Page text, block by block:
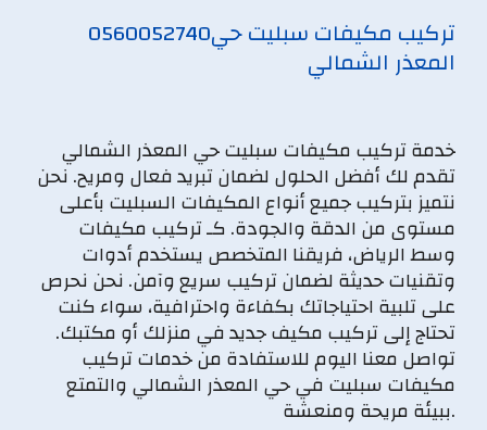
0560052740تركيب مكيفات سبليت حي
المعذر الشمالي
خدمة تركيب مكيفات سبليت حي المعذر الشمالي
تقدم لك أفضل الحلول لضمان تبريد فعال ومريح. نحن
نتميز بتركيب جميع أنواع المكيفات السبليت بأعلى
مستوى من الدقة والجودة. كـ تركيب مكيفات
وسط الرياض، فريقنا المتخصص يستخدم أدوات
وتقنيات حديثة لضمان تركيب سريع وآمن. نحن نحرص
على تلبية احتياجاتك بكفاءة واحترافية، سواء كنت
تحتاج إلى تركيب مكيف جديد في منزلك أو مكتبك.
تواصل معنا اليوم للاستفادة من خدمات تركيب
مكيفات سبليت في حي المعذر الشمالي والتمتع
ببيئة مريحة ومنعشة.